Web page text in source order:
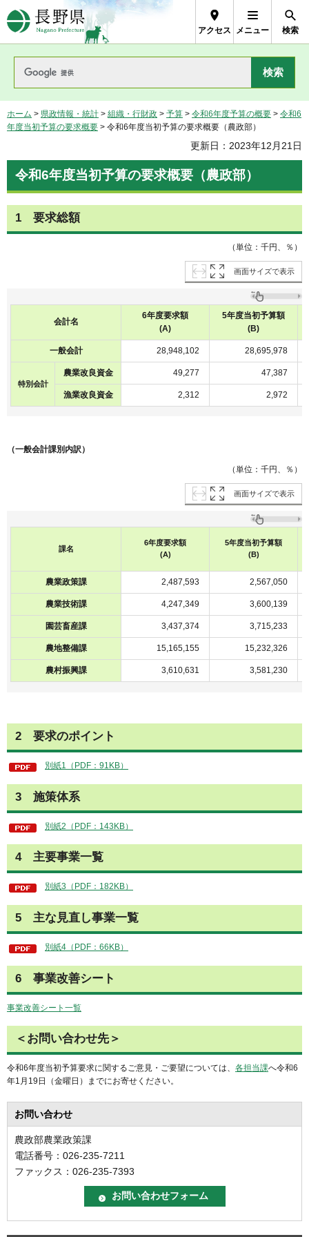
長野県Nagano Prefecture
アクセス メニュー 検索
ホーム > 県政情報・統計 > 組織・行財政 > 予算 > 令和6年度予算の概要 > 令和6
年度当初予算の要求概要 > 令和6年度当初予算の要求概要（農政部）
更新日：2023年12月21日
令和6年度当初予算の要求概要（農政部）
1 要求総額
（単位：千円、％）
画面サイズで表示
会計名
6年度要求額
(A)
5年度当初予算額
(B)
一般会計 28,948,102 28,695,978
特別会計
農業改良資金 49,277 47,387
漁業改良資金 2,312 2,972
（一般会計課別内訳）
（単位：千円、％）
画面サイズで表示
課名
6年度要求額
(A)
5年度当初予算額
(B)
農業政策課 2,487,593 2,567,050
農業技術課 4,247,349 3,600,139
園芸畜産課 3,437,374 3,715,233
農地整備課 15,165,155 15,232,326
農村振興課 3,610,631 3,581,230
2 要求のポイント
別紙1（PDF：91KB）
3 施策体系
別紙2（PDF：143KB）
4 主要事業一覧
別紙3（PDF：182KB）
5 主な見直し事業一覧
別紙4（PDF：66KB）
6 事業改善シート
事業改善シート一覧
＜お問い合わせ先＞
令和6年度当初予算要求に関するご意見・ご要望については、 各担当課へ令和6
年1月19日（金曜日）までにお寄せください。
お問い合わせ
農政部農業政策課
電話番号：026-235-7211
ファックス：026-235-7393